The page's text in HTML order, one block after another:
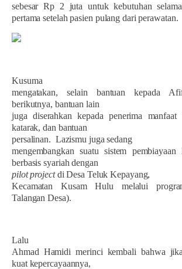
sebesar Rp 2 juta untuk kebutuhan
pertama setelah pasien pulang dari perawatan.
Kusuma
mengatakan, selain bantuan kepada
berikutnya, bantuan lain
juga diserahkan kepada penerima manfaat
katarak, dan bantuan
persalinan. Lazismu juga sedang
mengembangkan suatu sistem pembiayaan
berbasis syariah dengan
pilot projectdi Desa Teluk Kepayang,
Kecamatan Kusam Hulu melalui
Talangan Desa).
Lalu
Ahmad Hamidi merinci kembali bahwa
kuat kepercayaannya,